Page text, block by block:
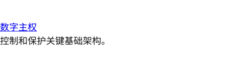
数字主权
控制和保护关键基础架构。